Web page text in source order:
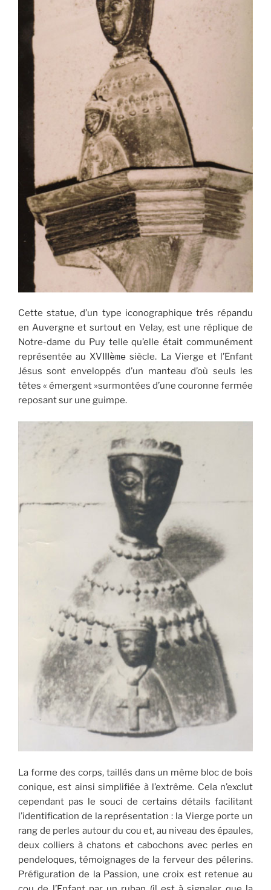
Cette statue, d’un type iconographique trés répandu
en Auvergne et surtout en Velay, est une réplique de
Notre-dame du Puy telle qu’elle était communément
représentée au XVIIIème siècle. La Vierge et l’Enfant
Jésus sont enveloppés d’un manteau d’où seuls les
têtes « émergent »surmontées d’une couronne fermée
reposant sur une guimpe.
La forme des corps, taillés dans un même bloc de bois
conique, est ainsi simplifiée à l’extrême. Cela n’exclut
cependant pas le souci de certains détails facilitant
l’identification de la représentation : la Vierge porte un
rang de perles autour du cou et, au niveau des épaules,
deux colliers à chatons et cabochons avec perles en
pendeloques, témoignages de la ferveur des pélerins.
Préfiguration de la Passion, une croix est retenue au